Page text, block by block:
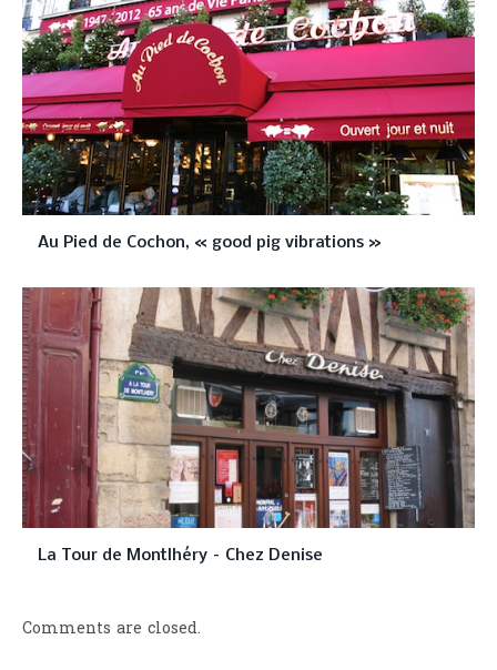
Au Pied de Cochon, « good pig vibrations »
La Tour de Montlhéry – Chez Denise
Comments are closed.